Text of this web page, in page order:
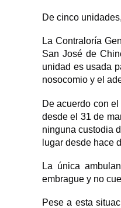
De cinco
La Contraloría
San José de
unidad es usada
nosocomio y el
De acuerdo con
desde el 31 de
ninguna custodia
lugar desde hace
La única
embrague y no
Pese a esta